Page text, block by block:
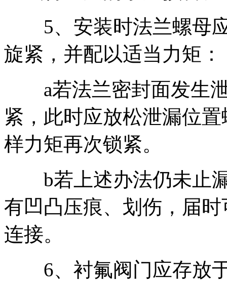
5、安装时法兰螺母应
旋紧，并配以适当力矩：
a若法兰密封面发生泄
紧，此时应放松泄漏位
样力矩再次锁紧。
b若上述办法仍未止漏
有凹凸压痕、划伤，届
连接。
6、衬氟阀门应存放于